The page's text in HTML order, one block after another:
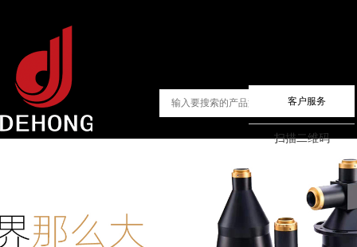
客户服务
扫描二维码